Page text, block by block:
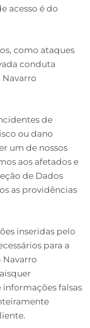
acesso é do
como ataques
conduta
de
ou dano
um de nossos
aos afetados e
de Dados
as providências
inseridas pelo
para a
Navarro
falsas